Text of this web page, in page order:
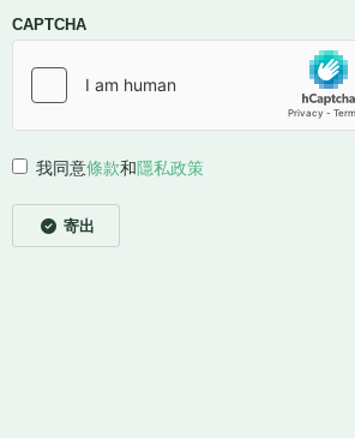
CAPTCHA
我同意條款和隱私政策
寄出